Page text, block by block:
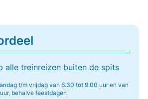
alle treinreizen buiten de spits
t/m vrijdag van 6.30 tot 9.00 uur en van
behalve feestdagen